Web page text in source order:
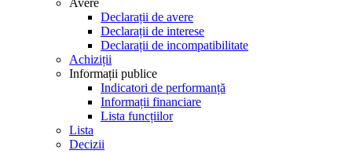
Avere
Declarații de avere
Declarații de interese
Declarații de incompatibilitate
Achiziții
Informații publice
Indicatori de performanță
Informații financiare
Lista funcțiilor
Lista
Decizii